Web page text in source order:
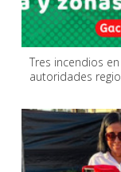
Tres incendios
autoridades